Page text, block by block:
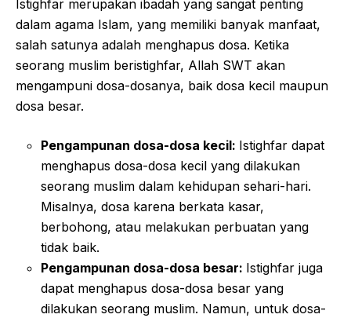
Istighfar merupakan ibadah yang sangat penting
dalam agama Islam, yang memiliki banyak manfaat,
salah satunya adalah menghapus dosa. Ketika
seorang muslim beristighfar, Allah SWT akan
mengampuni dosa-dosanya, baik dosa kecil maupun
dosa besar.
Pengampunan dosa-dosa kecil: Istighfar dapat
menghapus dosa-dosa kecil yang dilakukan
seorang muslim dalam kehidupan sehari-hari.
Misalnya, dosa karena berkata kasar,
berbohong, atau melakukan perbuatan yang
tidak baik.
Pengampunan dosa-dosa besar: Istighfar juga
dapat menghapus dosa-dosa besar yang
dilakukan seorang muslim. Namun, untuk dosa-